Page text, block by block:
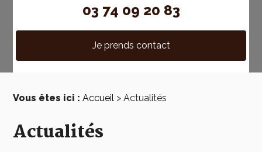
03 74 09 20 83
Je prends contact
Vous êtes ici : Accueil > Actualités
Actualités